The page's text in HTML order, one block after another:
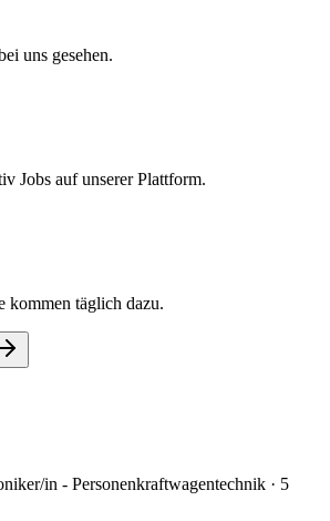
uns gesehen.
Jobs auf unserer Plattform.
kommen täglich dazu.
in - Personenkraftwagentechnik · 5